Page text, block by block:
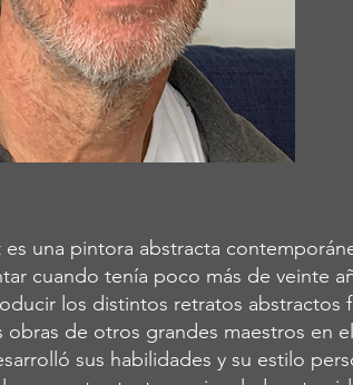
es una pintora abstracta
cuando tenía poco más de veinte
los distintos retratos
obras de otros grandes maestros en
sus habilidades y su estilo